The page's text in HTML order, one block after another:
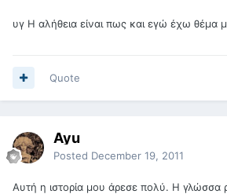
υγ Η αλήθεια είναι πως και εγώ έχω θέμα
Quote
Ayu
Posted December 19, 2011
Αυτή η ιστορία μου άρεσε πολύ. Η γλώσσα